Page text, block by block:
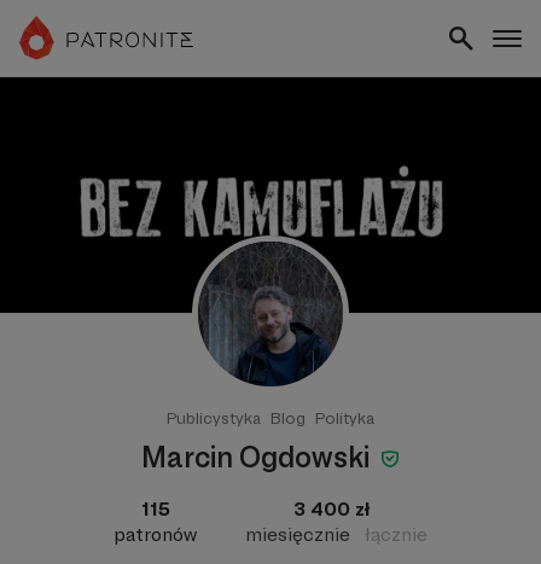
Publicystyka Blog Polityka
Marcin Ogdowski
115
patronów
3 400 zł
miesięcznie
łącznie